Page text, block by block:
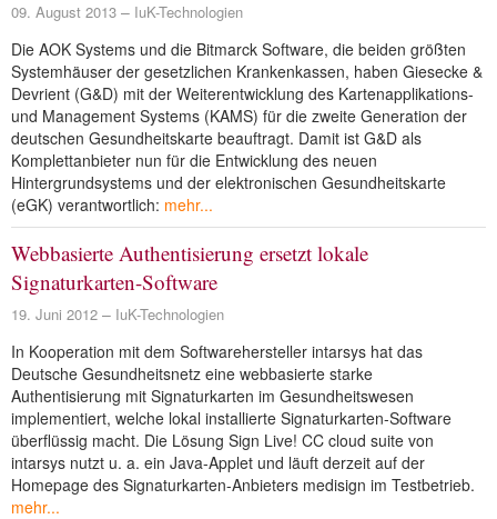
09. August 2013 IuK-Technologien
Die AOK Systems und die Bitmarck Software, die beiden größten
Systemhäuser der gesetzlichen Krankenkassen, haben Giesecke &
Devrient (G&D) mit der Weiterentwicklung des Kartenapplikations-
und Management Systems (KAMS) für die zweite Generation der
deutschen Gesundheitskarte beauftragt. Damit ist G&D als
Komplettanbieter nun für die Entwicklung des neuen
Hintergrundsystems und der elektronischen Gesundheitskarte
(eGK) verantwortlich: mehr...
Webbasierte Authentisierung ersetzt lokale
Signaturkarten-Software
19. Juni 2012 IuK-Technologien
In Kooperation mit dem Softwarehersteller intarsys hat das
Deutsche Gesundheitsnetz eine webbasierte starke
Authentisierung mit Signaturkarten im Gesundheitswesen
implementiert, welche lokal installierte Signaturkarten-Software
überflüssig macht. Die Lösung Sign Live! CC cloud suite von
intarsys nutzt u. a. ein Java-Applet und läuft derzeit auf der
Homepage des Signaturkarten-Anbieters medisign im Testbetrieb.
mehr...